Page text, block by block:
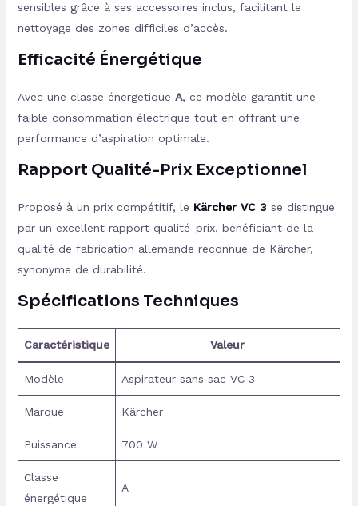
sensibles grâce à ses accessoires inclus, facilitant le
nettoyage des zones difficiles d’accès.
Efficacité Énergétique
Avec une classe énergétique A, ce modèle garantit une
faible consommation électrique tout en offrant une
performance d’aspiration optimale.
Rapport Qualité-Prix Exceptionnel
Proposé à un prix compétitif, le Kärcher VC 3 se distingue
par un excellent rapport qualité-prix, bénéficiant de la
qualité de fabrication allemande reconnue de Kärcher,
synonyme de durabilité.
Spécifications Techniques
Caractéristique Valeur
Modèle Aspirateur sans sac VC 3
Marque Kärcher
Puissance 700 W
Classe
énergétique
A